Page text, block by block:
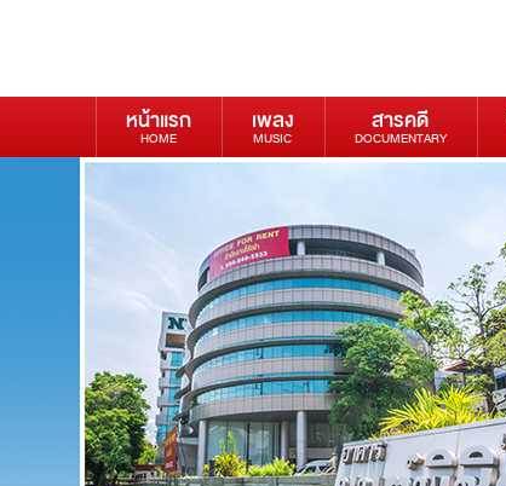
หน้าแรก
HOME
เพลง
MUSIC
สารคดี
DOCUMENTARY